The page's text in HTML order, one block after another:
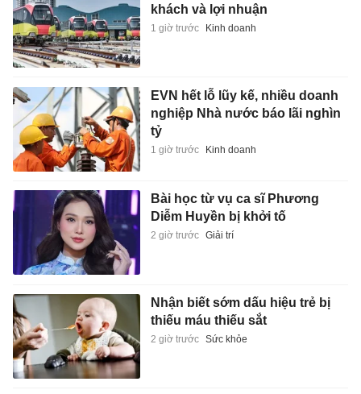
khách và lợi nhuận
1 giờ trước Kinh doanh
EVN hết lỗ lũy kế, nhiều doanh
nghiệp Nhà nước báo lãi nghìn
tỷ
1 giờ trước Kinh doanh
Bài học từ vụ ca sĩ Phương
Diễm Huyền bị khởi tố
2 giờ trước Giải trí
Nhận biết sớm dấu hiệu trẻ bị
thiếu máu thiếu sắt
2 giờ trước Sức khỏe